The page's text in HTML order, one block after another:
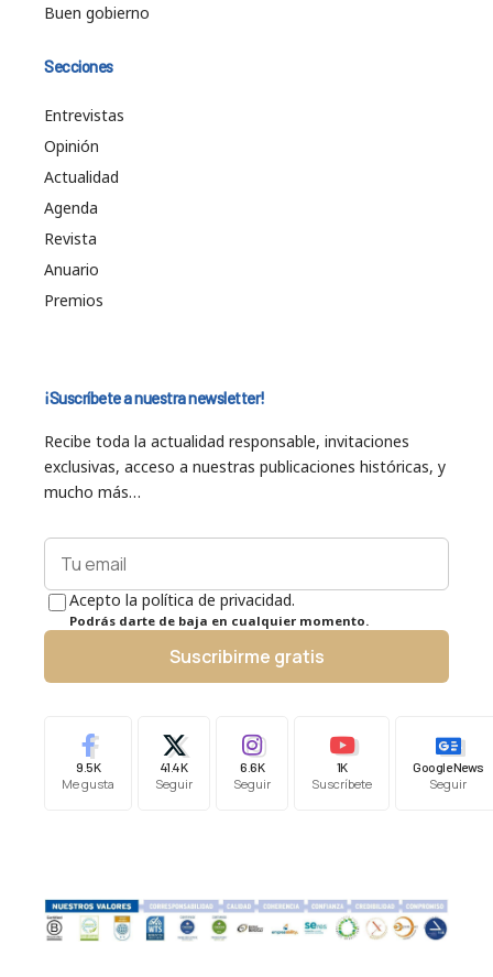
Buen gobierno
Secciones
Entrevistas
Opinión
Actualidad
Agenda
Revista
Anuario
Premios
¡Suscríbete a nuestra newsletter!
Recibe toda la actualidad responsable, invitaciones
exclusivas, acceso a nuestras publicaciones históricas, y
mucho más…
Acepto la política de privacidad.
Podrás darte de baja en cualquier momento.
Suscribirme gratis
9.5K
Me gusta
41.4K
Seguir
6.6K
Seguir
1K
Suscríbete
Google News
Seguir